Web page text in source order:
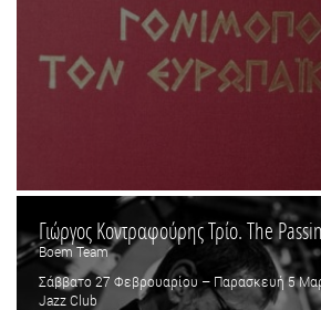
Γιώργος Κοντραφούρης Τρίο. The
Boem Team
Σάββατο 27 Φεβρουαρίου – Παρασκευή 5
Jazz Club